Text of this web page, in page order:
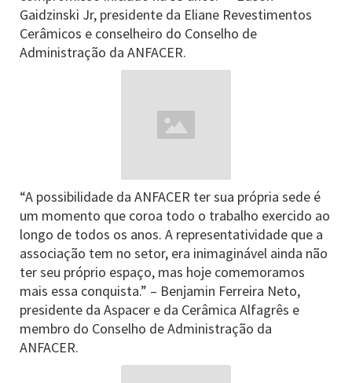
Gaidzinski Jr, presidente da Eliane Revestimentos
Cerâmicos e conselheiro do Conselho de
Administração da ANFACER.
“A possibilidade da ANFACER ter sua própria sede é
um momento que coroa todo o trabalho exercido ao
longo de todos os anos. A representatividade que a
associação tem no setor, era inimaginável ainda não
ter seu próprio espaço, mas hoje comemoramos
mais essa conquista.” – Benjamin Ferreira Neto,
presidente da Aspacer e da Cerâmica Alfagrês e
membro do Conselho de Administração da
ANFACER.